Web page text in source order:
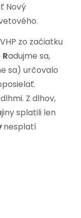
Nový
zo začiatku
Radujme sa,
sa) určovalo
Z dlhov,
splatili len
nesplatí